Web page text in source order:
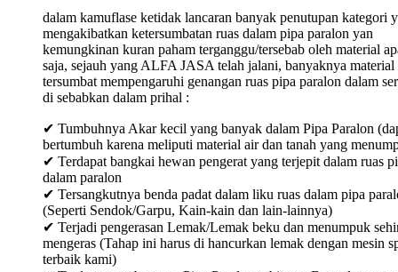
dalam kamuflase ketidak lancaran banyak penutupan kategori
mengakibatkan ketersumbatan ruas dalam pipa paralon yan
kemungkinan kuran paham terganggu/tersebab oleh material
saja, sejauh yang ALFA JASA telah jalani, banyaknya material
tersumbat mempengaruhi genangan ruas pipa paralon dalam
di sebabkan dalam prihal :
✔ Tumbuhnya Akar kecil yang banyak dalam Pipa Paralon
bertumbuh karena meliputi material air dan tanah yang
✔ Terdapat bangkai hewan pengerat yang terjepit dalam ruas
dalam paralon
✔ Tersangkutnya benda padat dalam liku ruas dalam pipa
(Seperti Sendok/Garpu, Kain-kain dan lain-lainnya)
✔ Terjadi pengerasan Lemak/Lemak beku dan menumpuk
mengeras (Tahap ini harus di hancurkan lemak dengan mesin
terbaik kami)